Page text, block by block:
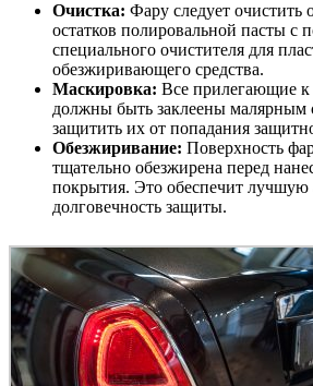
Очистка: Фару следует очистить
остатков полировальной пасты с
специального очистителя для
обезжиривающего средства.
Маскировка: Все прилегающие к
должны быть заклеены малярным
защитить их от попадания
Обезжиривание: Поверхность
тщательно обезжирена перед
покрытия. Это обеспечит лучшую
долговечность защиты.